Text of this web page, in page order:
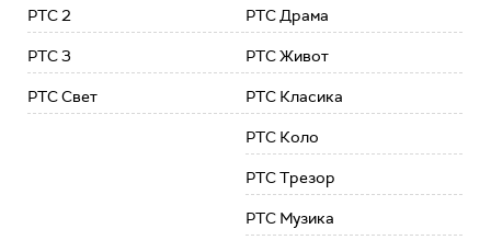
РТС 2
РТС 3
РТС Свет
РТС Драма
РТС Живот
РТС Класика
РТС Коло
РТС Трезор
РТС Музика